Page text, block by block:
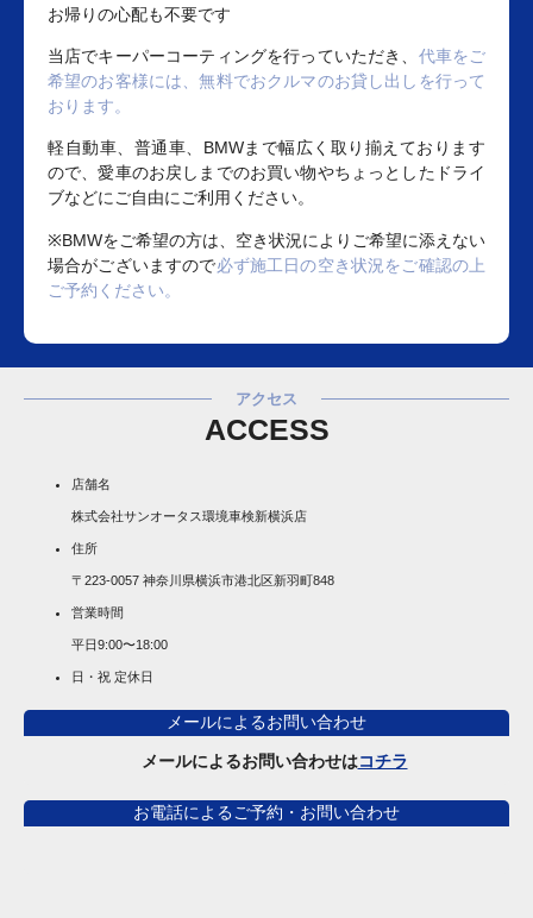
お帰りの心配も不要です
当店でキーパーコーティングを行っていただき、 代車をご
希望のお客様には、無料でおクルマのお貸し出しを行って
おります。
軽自動車、普通車、BMWまで幅広く取り揃えております
ので、愛車のお戻しまでのお買い物やちょっとしたドライ
ブなどにご自由にご利用ください。
※BMWをご希望の方は、空き状況によりご希望に添えない
場合がございますので必ず施工日の空き状況をご確認の上
ご予約ください。
アクセス
ACCESS
店舗名
株式会社サンオータス環境車検新横浜店
住所
〒223-0057 神奈川県横浜市港北区新羽町848
営業時間
平日9:00〜18:00
日・祝 定休日
メールによるお問い合わせ
メールによるお問い合わせはコチラ
お電話によるご予約・お問い合わせ